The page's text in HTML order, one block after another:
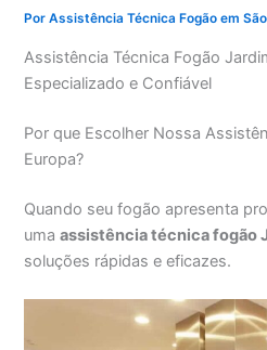
PorAssistência Técnica Fogão em
Assistência Técnica Fogão
Especializado e Confiável
Por que Escolher Nossa
Europa?
Quando seu fogão apresenta
umaassistência técnica fogão
soluções rápidas e eficazes.